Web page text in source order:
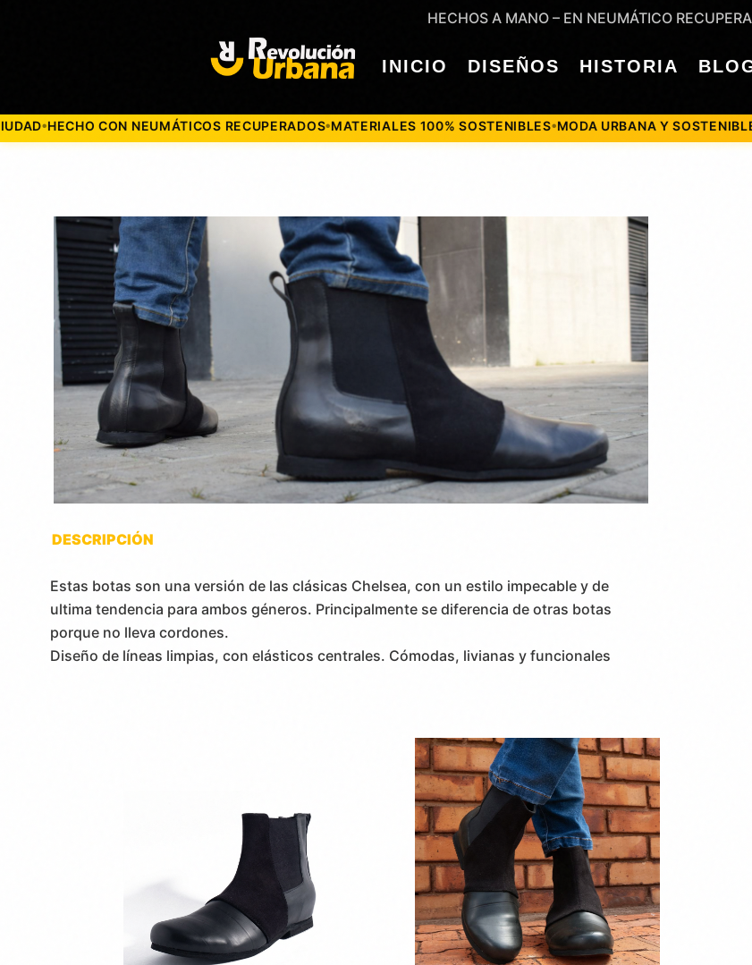
HECHOS A MANO – EN NEUMÁTICO
INICIO DISEÑOS HISTORIA
CON NEUMÁTICOS RECUPERADOS ●MATERIALES 100% SOSTENIBLES●MODA URBANA Y SOSTENIBLE●
DESCRIPCIÓN
Estas botas son una versión de las clásicas Chelsea, con un estilo impecable y de
ultima tendencia para ambos géneros. Principalmente se diferencia de otras botas
porque no lleva cordones.
Diseño de líneas limpias, con elásticos centrales. Cómodas, livianas y funcionales